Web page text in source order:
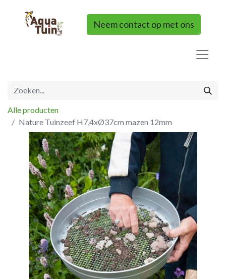
Neem contact op met ons
Alle producten
Nature Tuinzeef H7,4xØ37cm mazen 12mm